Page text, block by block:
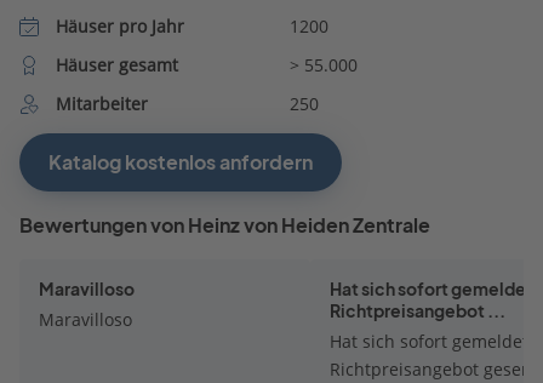
Häuser pro Jahr
1200
Häuser gesamt
> 55.000
Mitarbeiter
250
Katalog kostenlos anfordern
Bewertungen von Heinz von Heiden Zentrale
Maravilloso
Maravilloso
Hat sich sofort gemeldet.
Richtpreisangebot ...
Hat sich sofort gemeldet.
Richtpreisangebot